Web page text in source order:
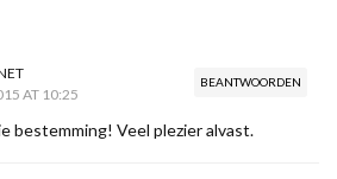
BEANTWOORDEN
AT 10:25
bestemming! Veel plezier alvast.